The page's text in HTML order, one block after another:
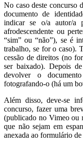
No caso deste concurso
documento de
indicar se o/a autor/a
afrodescendente ou
“sim” ou “não”), se é
trabalho, se for o caso).
cessão de direitos (no
ser baixado). Depois
devolver o
fotografando-o (há um
Além disso, deve-se
concurso, fazer uma
(publicado no Vimeo ou
que não sejam em
anexada ao formulário